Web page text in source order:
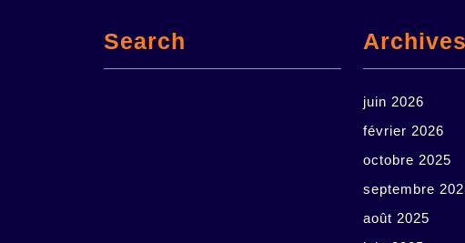
Search Archives
juin 2026
février 2026
octobre 2025
septembre
août 2025